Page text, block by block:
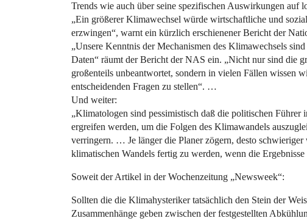
Trends wie auch über seine spezifischen Auswirkungen auf
„Ein größerer Klimawechsel würde wirtschaftliche und
erzwingen“, warnt ein kürzlich erschienener Bericht der
„Unsere Kenntnis der Mechanismen des Klimawechsels
Daten“ räumt der Bericht der NAS ein. „Nicht nur sind die
großenteils unbeantwortet, sondern in vielen Fällen wissen
entscheidenden Fragen zu stellen“. …
Und weiter:
„Klimatologen sind pessimistisch daß die politischen Führer
ergreifen werden, um die Folgen des Klimawandels
verringern. … Je länger die Planer zögern, desto schwieriger
klimatischen Wandels fertig zu werden, wenn die
Soweit der Artikel in der Wochenzeitung „Newsweek“:
Sollten die die Klimahysteriker tatsächlich den Stein der
Zusammenhänge geben zwischen der festgestellten